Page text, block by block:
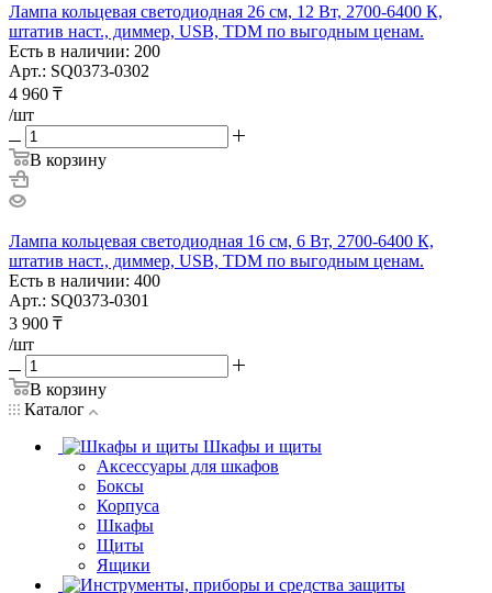
Лампа кольцевая светодиодная 26 см, 12 Вт, 2700-6400 К,
штатив наст., диммер, USB, TDM по выгодным ценам.
Есть в наличии: 200
Арт.: SQ0373-0302
4 960 ₸
/шт
В корзину
Лампа кольцевая светодиодная 16 см, 6 Вт, 2700-6400 К,
штатив наст., диммер, USB, TDM по выгодным ценам.
Есть в наличии: 400
Арт.: SQ0373-0301
3 900 ₸
/шт
В корзину
Каталог
Шкафы и щиты
Аксессуары для шкафов
Боксы
Корпуса
Шкафы
Щиты
Ящики